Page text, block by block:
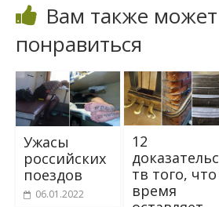
Вам также может
понравиться
Ужасы
российских
поездов
06.01.2022
12
доказательс
тв того, что
время